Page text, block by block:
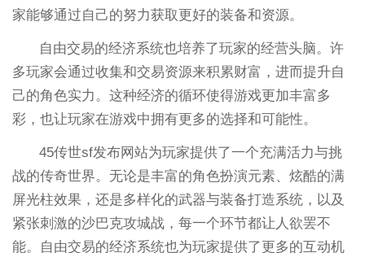
家能够通过自己的努力获取更好的装备和资源。
自由交易的经济系统也培养了玩家的经营头脑。许
多玩家会通过收集和交易资源来积累财富，进而提升自
己的角色实力。这种经济的循环使得游戏更加丰富多
彩，也让玩家在游戏中拥有更多的选择和可能性。
45传世sf发布网站为玩家提供了一个充满活力与挑
战的传奇世界。无论是丰富的角色扮演元素、炫酷的满
屏光柱效果，还是多样化的武器与装备打造系统，以及
紧张刺激的沙巴克攻城战，每一个环节都让人欲罢不
能。自由交易的经济系统也为玩家提供了更多的互动机